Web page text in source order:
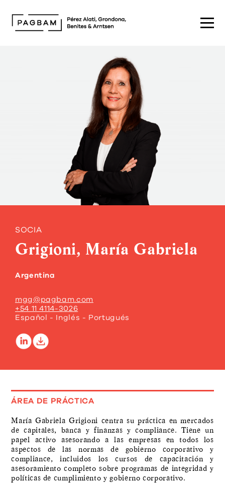
SOCIA
Grigioni, María Gabriela
Argentina
mgg@pagbam.com
+54 11 4114-3026
Español - Inglés - Portugués
ÁREA DE PRÁCTICA
María Gabriela Grigioni centra su práctica en mercados
de capitales, banca y finanzas y compliance. Tiene un
papel activo asesorando a las empresas en todos los
aspectos de las normas de gobierno corporativo y
compliance, incluidos los cursos de capacitación y
asesoramiento completo sobre programas de integridad y
políticas de cumplimiento y gobierno corporativo.